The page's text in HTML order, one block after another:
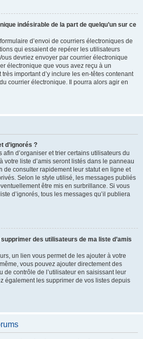
indésirable de la part de quelqu’un sur ce
d’envoi de courriers électroniques de
qui essaient de repérer les utilisateurs
devriez envoyer par courrier électronique
électronique que vous avez reçu à un
important d’y inclure les en-têtes contenant
courrier électronique. Il pourra alors agir en
d’ignorés ?
afin d’organiser et trier certains utilisateurs du
votre liste d’amis seront listés dans le panneau
de consulter rapidement leur statut en ligne et
Selon le style utilisé, les messages publiés
être mis en surbrillance. Si vous
d’ignorés, tous les messages qu’il publiera
des utilisateurs de ma liste d’amis
un lien vous permet de les ajouter à votre
vous pouvez ajouter directement des
de contrôle de l’utilisateur en saisissant leur
également les supprimer de vos listes depuis